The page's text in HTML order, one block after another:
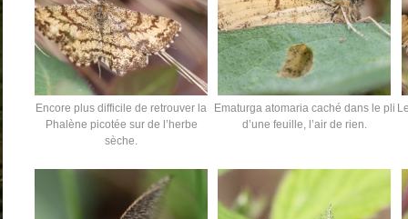
Encore plus difficile de retrouver la
Phalène picotée sur de l’herbe
sèche.
Ematurga atomaria caché dans le pli
d’une feuille, l’air de rien.